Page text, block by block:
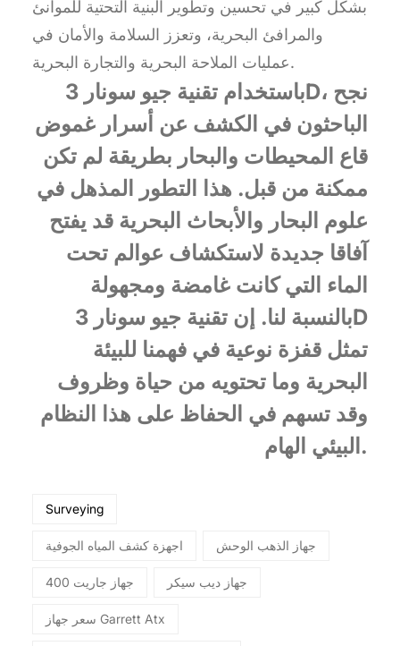
بشكل كبير في تحسين وتطوير البنية التحتية للموانئ
والمرافئ البحرية، وتعزز السلامة والأمان في
عمليات الملاحة البحرية والتجارة البحرية.
باستخدام تقنية جيو سونار 3D، نجح
الباحثون في الكشف عن أسرار غموض
قاع المحيطات والبحار بطريقة لم تكن
ممكنة من قبل. هذا التطور المذهل في
علوم البحار والأبحاث البحرية قد يفتح
آفاقا جديدة لاستكشاف عوالم تحت
الماء التي كانت غامضة ومجهولة
بالنسبة لنا. إن تقنية جيو سونار 3D
تمثل قفزة نوعية في فهمنا للبيئة
البحرية وما تحتويه من حياة وظروف
وقد تسهم في الحفاظ على هذا النظام
البيئي الهام.
Surveying
اجهزة كشف المياه الجوفية جهاز الذهب الوحش
جهاز جاريت 400 جهاز ديب سيكر
سعر جهاز Garrett Atx